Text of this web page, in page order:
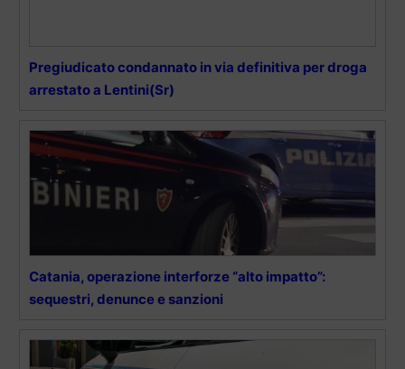
Pregiudicato condannato in via definitiva per droga
arrestato a Lentini(Sr)
Catania, operazione interforze “alto impatto”:
sequestri, denunce e sanzioni